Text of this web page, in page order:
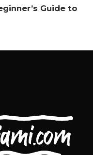
Guide to